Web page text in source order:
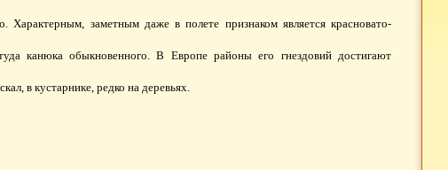
заметным даже в полете признаком является красновато-
канюка обыкновенного. В Европе районы его гнездовий достигают
в кустарнике, редко на деревьях.